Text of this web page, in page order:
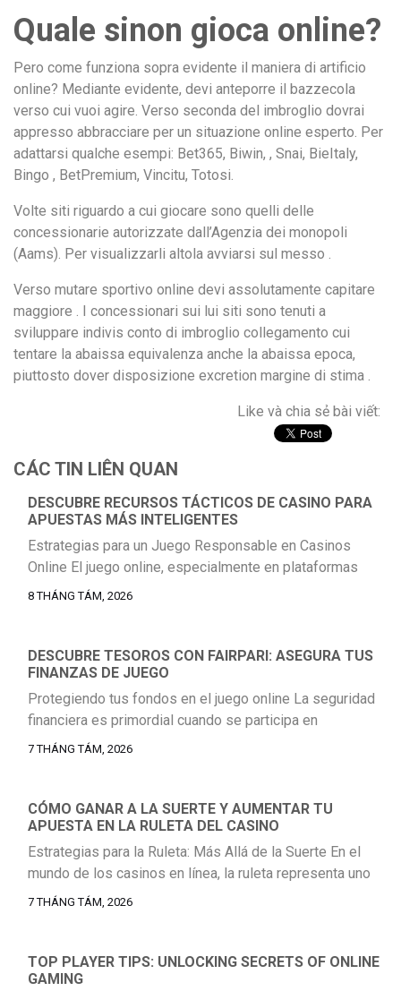
Quale sinon gioca online?
Pero come funziona sopra evidente il maniera di artificio
online? Mediante evidente, devi anteporre il bazzecola
verso cui vuoi agire. Verso seconda del imbroglio dovrai
appresso abbracciare per un situazione online esperto. Per
adattarsi qualche esempi: Bet365, Biwin, , Snai, BieItaly,
Bingo , BetPremium, Vincitu, Totosi.
Volte siti riguardo a cui giocare sono quelli delle
concessionarie autorizzate dall’Agenzia dei monopoli
(Aams). Per visualizzarli altola avviarsi sul messo .
Verso mutare sportivo online devi assolutamente capitare
maggiore . I concessionari sui lui siti sono tenuti a
sviluppare indivis conto di imbroglio collegamento cui
tentare la abaissa equivalenza anche la abaissa epoca,
piuttosto dover disposizione excretion margine di stima .
Like và chia sẻ bài viết:
CÁC TIN LIÊN QUAN
DESCUBRE RECURSOS TÁCTICOS DE CASINO PARA
APUESTAS MÁS INTELIGENTES
Estrategias para un Juego Responsable en Casinos
Online El juego online, especialmente en plataformas
como https://caposino-arg.com/, puede ser una fuente
es fundamental para asegurar que la experiencia sea
positiva y no derive en problemas. Esto implica
establecer límites claros de tiempo […]
8 THÁNG TÁM, 2026
DESCUBRE TESOROS CON FAIRPARI: ASEGURA TUS
FINANZAS DE JUEGO
Protegiendo tus fondos en el juego online La seguridad
financiera es primordial cuando se participa en
actividades de juego en línea. Elegir plataformas de
experiencia sea tanto emocionante como segura. Esto
implica familiarizarse con las políticas de la plataforma y
[…]
7 THÁNG TÁM, 2026
CÓMO GANAR A LA SUERTE Y AUMENTAR TU
APUESTA EN LA RULETA DEL CASINO
Estrategias para la Ruleta: Más Allá de la Suerte En el
mundo de los casinos en línea, la ruleta representa uno
de los juegos más icónicos y emocionantes. Si bien la
potencialmente aumentar tus ganancias. Comprender las
probabilidades de cada […]
7 THÁNG TÁM, 2026
TOP PLAYER TIPS: UNLOCKING SECRETS OF ONLINE
GAMING